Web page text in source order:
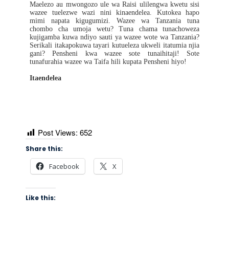
Maelezo au mwongozo ule wa Raisi ulilengwa kwetu sisi
wazee tuelezwe wazi nini kinaendelea. Kutokea hapo
mimi napata kigugumizi. Wazee wa Tanzania tuna
chombo cha umoja wetu? Tuna chama tunachoweza
kujigamba kuwa ndiyo sauti ya wazee wote wa Tanzania?
Serikali itakapokuwa tayari kutueleza ukweli itatumia njia
gani? Pensheni kwa wazee sote tunaihitaji! Sote
tunafurahia wazee wa Taifa hili kupata Pensheni hiyo!
Itaendelea
Post Views: 652
Share this:
Facebook X
Like this: